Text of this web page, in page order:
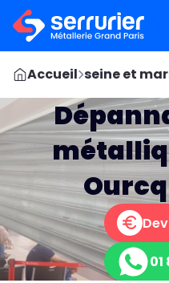
Accueil seine et
01